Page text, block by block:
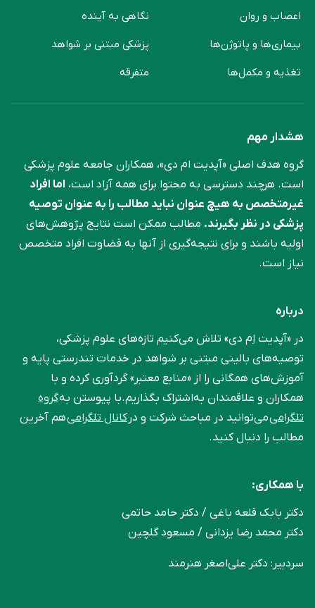
اعصاب و روان
بیماری‌ها و پاتوژن‌ها
تغذیه و مکمل‌ها
نگاهی به آینده
پزشکی مبتنی بر شواهد
متفرقه
هشدار مهم
گروه هدف اصلی «آپدیت ام دی»، همکاران جامعه علوم ‌پزشکی
است. هرچند دسترسی به محتوا برای همه آزاد است، اما افراد
غیرمتخصص به هیچ عنوان نباید مطالب را به عنوان توصیه
پزشکی در نظر بگیرند. مطالب ممکن است نتایج پژوهش‌های
اولیه باشند و برای نتیجه‌گیری از آنها به قضاوت افراد متخصص
نیاز است.
درباره
در «آپدیت اِم دی» تلاش می‌کنیم تازه‌های علوم پزشکی،
توصیه‌های بالینی مبتنی بر شواهد در خدمات تندرستی پایه و
آموزش‌های همگانی را از «منابع معتبر» گردآوری کرده و با
همکاران و علاقمندان به‌اشتراک بگذاریم.با پیوستن بهگروه
تلگرامیمی‌توانید در مباحث شرکت و درکانال تلگرامیهم آخرین
مطالب را دنبال کنید.
با همکاری:
دکتر بابک قلعه‌ باغی / دکتر حامد حاتمی
دکتر محمد رضا یزدانی / مسعود گلچین
سردبیر: دکتر علی‌اصغر هنرمند